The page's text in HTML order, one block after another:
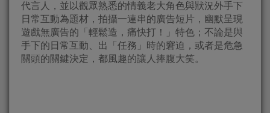
代言人，並以觀眾熟悉的情義老大角色與狀況外手下
日常互動為題材，拍攝一連串的廣告短片，幽默呈現
遊戲無廣告的「輕鬆造，痛快打！」特色；不論是與
手下的日常互動、出「任務」時的窘迫，或者是危急
關頭的關鍵決定，都風趣的讓人捧腹大笑。